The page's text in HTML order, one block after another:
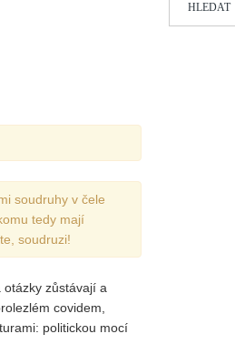
soudruhy v čele
tedy mají
soudruzi!
zůstávají a
covidem,
politickou mocí
HLEDAT